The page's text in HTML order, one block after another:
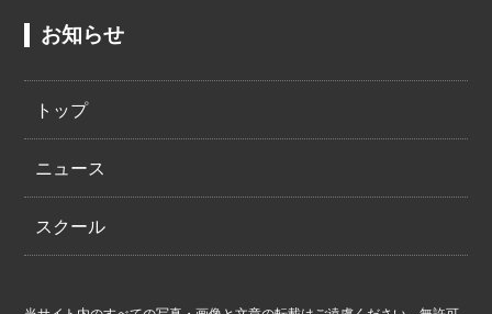
お知らせ
トップ
ニュース
スクール